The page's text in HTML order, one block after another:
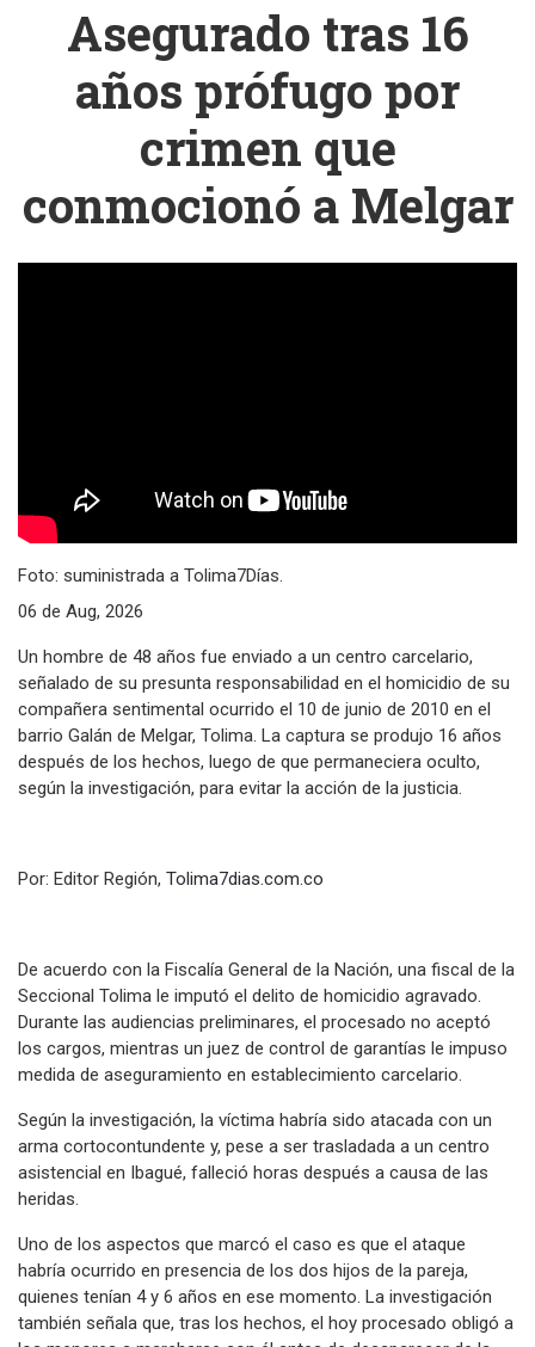
Asegurado tras 16
años prófugo por
crimen que
conmocionó a Melgar
Foto: suministrada a Tolima7Días.
06 de Aug, 2026
Un hombre de 48 años fue enviado a un centro carcelario,
señalado de su presunta responsabilidad en el homicidio de su
compañera sentimental ocurrido el 10 de junio de 2010 en el
barrio Galán de Melgar, Tolima. La captura se produjo 16 años
después de los hechos, luego de que permaneciera oculto,
según la investigación, para evitar la acción de la justicia.
Por: Editor Región, Tolima7dias.com.co
De acuerdo con la Fiscalía General de la Nación, una fiscal de la
Seccional Tolima le imputó el delito de homicidio agravado.
Durante las audiencias preliminares, el procesado no aceptó
los cargos, mientras un juez de control de garantías le impuso
medida de aseguramiento en establecimiento carcelario.
Según la investigación, la víctima habría sido atacada con un
arma cortocontundente y, pese a ser trasladada a un centro
asistencial en Ibagué, falleció horas después a causa de las
heridas.
Uno de los aspectos que marcó el caso es que el ataque
habría ocurrido en presencia de los dos hijos de la pareja,
quienes tenían 4 y 6 años en ese momento. La investigación
también señala que, tras los hechos, el hoy procesado obligó a